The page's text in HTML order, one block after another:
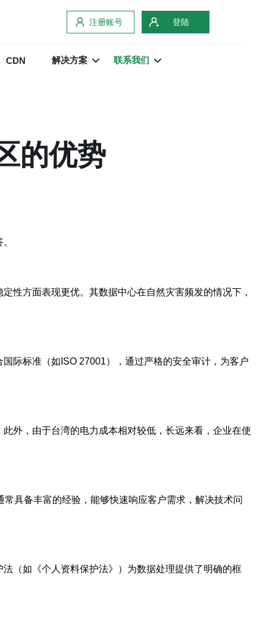
注册账号 登陆
CDN 解决方案 联系我们
的优势
性方面表现更优。其数据中心在自然灾害频发的情况下，
际标准（如ISO 27001），通过严格的安全审计，为客户
外，由于台湾的电力成本相对较低，长远来看，企业在使
具备丰富的经验，能够快速响应客户需求，解决技术问
（如《个人资料保护法》）为数据处理提供了明确的框